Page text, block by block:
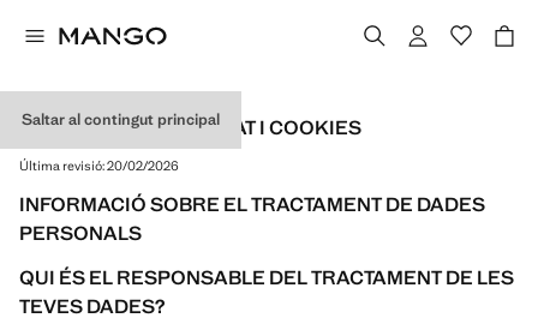
Saltar al contingut principal
POLÍTICA DE PRIVACITAT I COOKIES
Última revisió:20/02/2026
INFORMACIÓ SOBRE EL TRACTAMENT DE DADES
PERSONALS
QUI ÉS EL RESPONSABLE DEL TRACTAMENT DE LES
TEVES DADES?